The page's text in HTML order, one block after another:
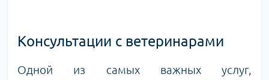
Консультации с ветеринарами
Одной из самых важных услуг,